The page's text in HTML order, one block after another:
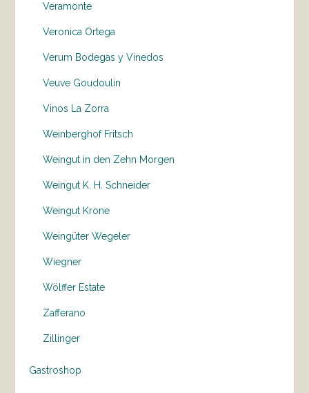
Veramonte
Veronica Ortega
Verum Bodegas y Vinedos
Veuve Goudoulin
Vinos La Zorra
Weinberghof Fritsch
Weingut in den Zehn Morgen
Weingut K. H. Schneider
Weingut Krone
Weingüter Wegeler
Wiegner
Wölffer Estate
Zafferano
Zillinger
Gastroshop